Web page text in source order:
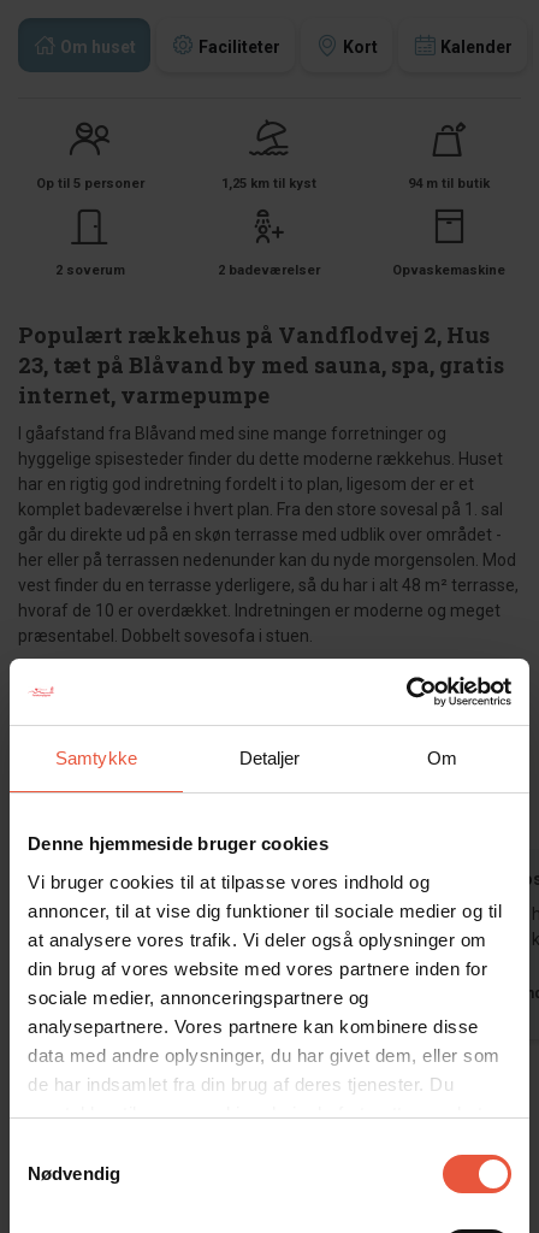
Samtykke Detaljer Om
Denne hjemmeside bruger cookies
Vi bruger cookies til at tilpasse vores indhold og
annoncer, til at vise dig funktioner til sociale medier og til
at analysere vores trafik. Vi deler også oplysninger om
din brug af vores website med vores partnere inden for
sociale medier, annonceringspartnere og
analysepartnere. Vores partnere kan kombinere disse
data med andre oplysninger, du har givet dem, eller som
de har indsamlet fra din brug af deres tjenester. Du
samtykker til vores cookies, hvis du fortsætter med at
Nødvendig
Om huset Faciliteter Kort Kalender
Op til 5 personer 1,25 km til kyst 94 m til butik
2 soverum 2 badeværelser Opvaskemaskine
Populært rækkehus på Vandflodvej 2, Hus
23, tæt på Blåvand by med sauna, spa, gratis
internet, varmepumpe
I gåafstand fra Blåvand med sine mange forretninger og
hyggelige spisesteder finder du dette moderne rækkehus. Huset
har en rigtig god indretning fordelt i to plan, ligesom der er et
komplet badeværelse i hvert plan. Fra den store sovesal på 1. sal
går du direkte ud på en skøn terrasse med udblik over området -
her eller på terrassen nedenunder kan du nyde morgensolen. Mod
vest finder du en terrasse yderligere, så du har i alt 48 m² terrasse,
hvoraf de 10 er overdækket. Indretningen er moderne og meget
præsentabel. Dobbelt sovesofa i stuen.
Gæsterne siger
Gæst fra Tyskland
nov 2025
Huset ligger rigtig godt til på denne tid af året.
Alt er let tilgængeligt. Om sommeren ville det
være for tæt på vejen for mig; der ville være for
meget trafik. Nogle ting i huset skal udskiftes
Oversat via AI -Vis original
kommentar
Claudia
Super sødt
behøver. Vi